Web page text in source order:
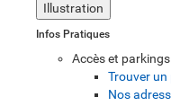
Illustration
Infos Pratiques
Accès et parkings
Trouver un
Nos